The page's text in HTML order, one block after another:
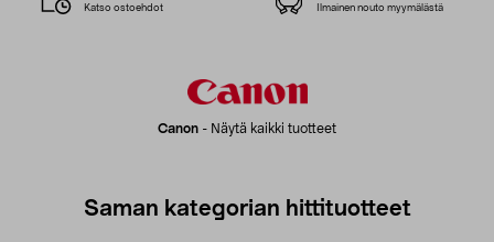
Canon - Näytä kaikki tuotteet
Katso ostoehdot Ilmainen nouto myymälästä
Saman kategorian hittituotteet